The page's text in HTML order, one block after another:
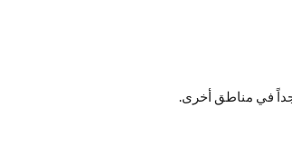
في مناطق أخرى.